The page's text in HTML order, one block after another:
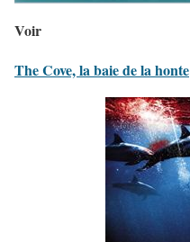
Voir
The Cove, la baie de la honte